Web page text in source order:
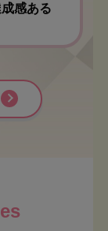
感ある